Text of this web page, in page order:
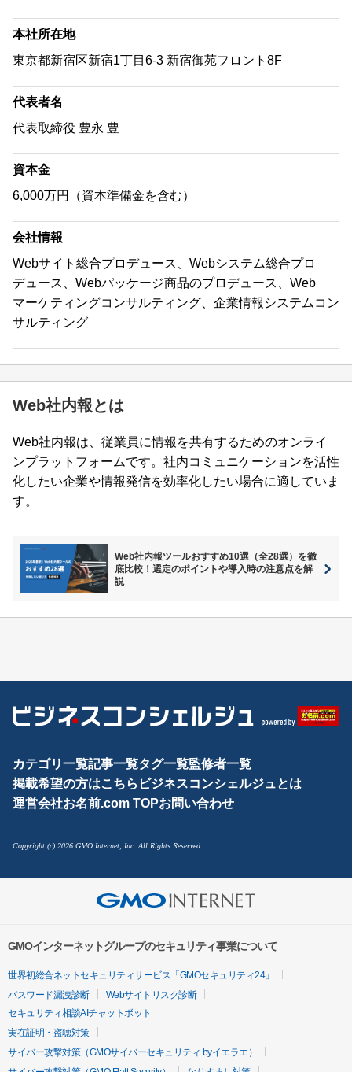
本社所在地
東京都新宿区新宿1丁目6-3 新宿御苑フロント8F
代表者名
代表取締役 豊永 豊
資本金
6,000万円（資本準備金を含む）
会社情報
Webサイト総合プロデュース、Webシステム総合プロ
デュース、Webパッケージ商品のプロデュース、Web
マーケティングコンサルティング、企業情報システムコン
サルティング
Web社内報とは
Web社内報は、従業員に情報を共有するためのオンライ
ンプラットフォームです。社内コミュニケーションを活性
化したい企業や情報発信を効率化したい場合に適していま
す。
Web社内報ツールおすすめ10選（全28選）を徹
底比較！選定のポイントや導入時の注意点を解
説
カテゴリ一覧記事一覧タグ一覧監修者一覧
掲載希望の方はこちら ビジネスコンシェルジュとは
運営会社お名前.com TOPお問い合わせ
Copyright (c) 2026 GMO Internet, Inc. All Rights Reserved.
GMOインターネットグループのセキュリティ事業について
世界初総合ネットセキュリティサービス「GMOセキュリティ24」
パスワード漏洩診断
Webサイトリスク診断
セキュリティ相談AIチャットボット
実在証明・盗聴対策
サイバー攻撃対策（GMOサイバーセキュリティ byイエラエ）